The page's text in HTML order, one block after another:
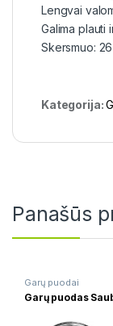
Lengvai
Galima plauti
Skersmuo:
Kategorija:
Panašūs
Garų puodai
Garų puodas